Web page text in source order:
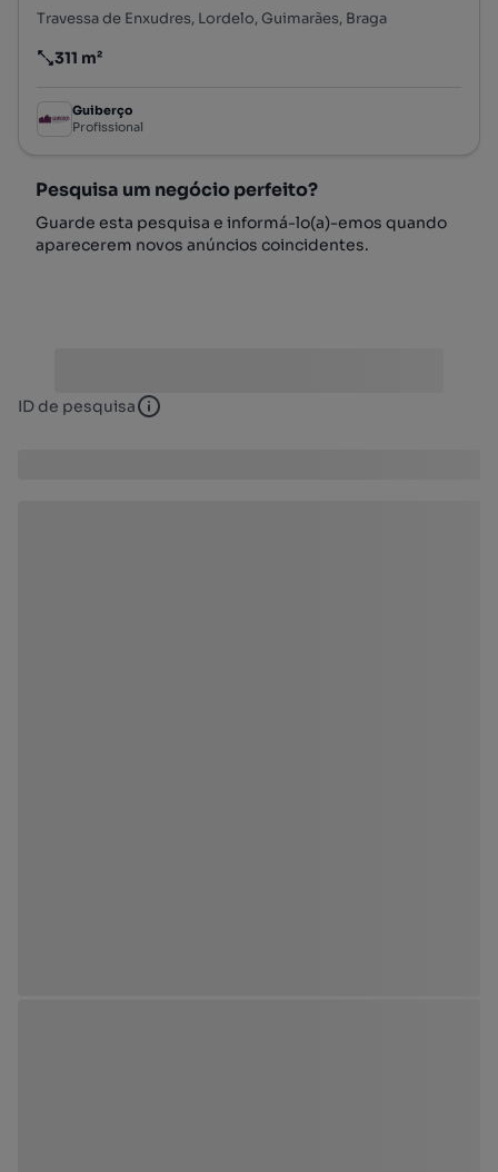
Travessa de Enxudres, Lordelo, Guimarães, Braga
Preço por metro quadrado
311 m²
Guiberço
Profissional
Pesquisa um negócio perfeito?
Guarde esta pesquisa e informá-lo(a)-emos quando
aparecerem novos anúncios coincidentes.
ID de pesquisa ID de pesquisa